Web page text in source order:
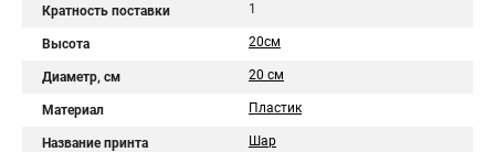
Кратность поставки 1
Высота 20см
Диаметр, см 20 см
Материал Пластик
Название принта Шар